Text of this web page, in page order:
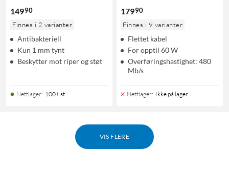
14990
Finnes i 2 varianter
Antibakteriell
Kun 1 mm tynt
Beskytter mot riper og støt
Nettlager: 100+ st
17990
Finnes i 9 varianter
Flettet kabel
For opptil 60 W
Overføringshastighet: 480
Mb/s
Nettlager: Ikke på lager
VIS FLERE